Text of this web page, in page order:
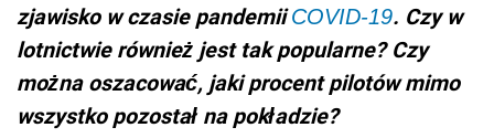
zjawisko w czasie pandemiiCOVID-19. Czy w
lotnictwie również jest tak popularne? Czy
można oszacować, jaki procent pilotów mimo
wszystko pozostał na pokładzie?